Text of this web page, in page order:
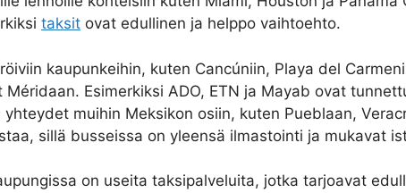
taksit ovat edullinen ja helppo vaihtoehto.
kaupunkeihin, kuten Cancúniin, Playa del
Esimerkiksi ADO, ETN ja Mayab ovat
muihin Meksikon osiin, kuten Pueblaan,
sillä busseissa on yleensä ilmastointi ja mukavat
on useita taksipalveluita, jotka tarjoavat